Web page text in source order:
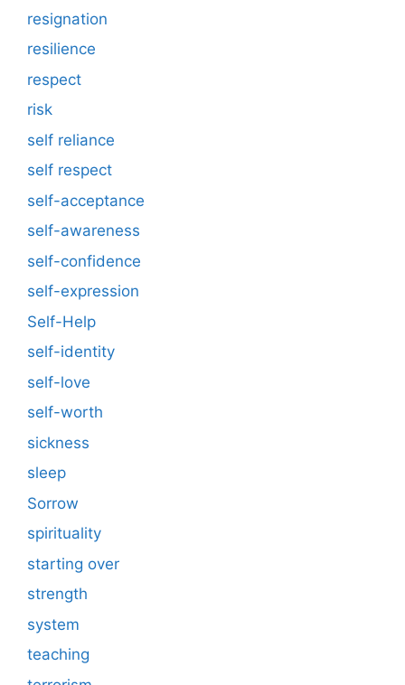
resignation
resilience
respect
risk
self reliance
self respect
self-acceptance
self-awareness
self-confidence
self-expression
Self-Help
self-identity
self-love
self-worth
sickness
sleep
Sorrow
spirituality
starting over
strength
system
teaching